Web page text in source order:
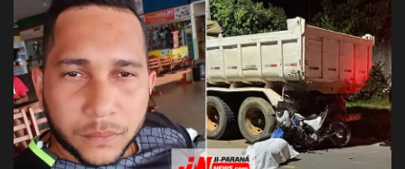
Brasil
Educação
Galeria